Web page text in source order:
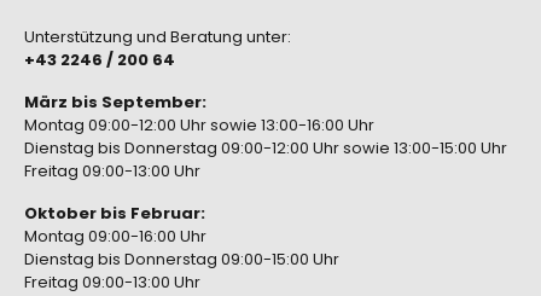
Unterstützung und Beratung unter:
+43 2246 / 200 64
März bis September:
Montag 09:00-12:00 Uhr sowie 13:00-16:00 Uhr
Dienstag bis Donnerstag 09:00-12:00 Uhr sowie 13:00-15:00 Uhr
Freitag 09:00-13:00 Uhr
Oktober bis Februar:
Montag 09:00-16:00 Uhr
Dienstag bis Donnerstag 09:00-15:00 Uhr
Freitag 09:00-13:00 Uhr